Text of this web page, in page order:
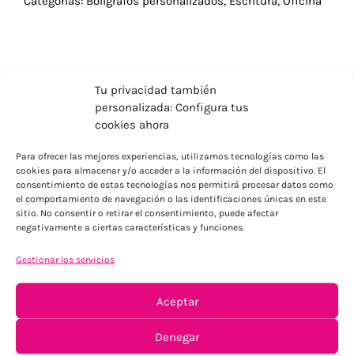
Tu privacidad también
personalizada: Configura tus
cookies ahora
Para ofrecer las mejores experiencias, utilizamos tecnologías como las
cookies para almacenar y/o acceder a la información del dispositivo. El
consentimiento de estas tecnologías nos permitirá procesar datos como
el comportamiento de navegación o las identificaciones únicas en este
sitio. No consentir o retirar el consentimiento, puede afectar
negativamente a ciertas características y funciones.
Gestionar los servicios
Aceptar
Denegar
ENVÍOS ECONÓMICOS
Para Península, resto consultar